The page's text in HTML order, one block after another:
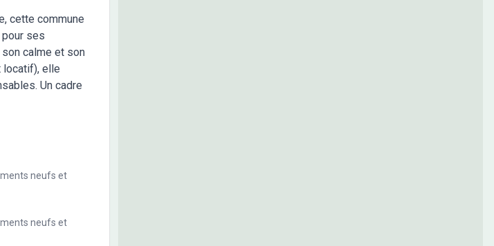
cette commune
ses
calme et son
locatif), elle
Un cadre
neufs et
neufs et